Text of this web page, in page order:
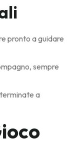
pronto a guidare
sempre
a